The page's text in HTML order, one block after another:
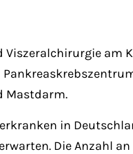
Viszeralchirurgie
Mastdarm.
in
Die Anzahl